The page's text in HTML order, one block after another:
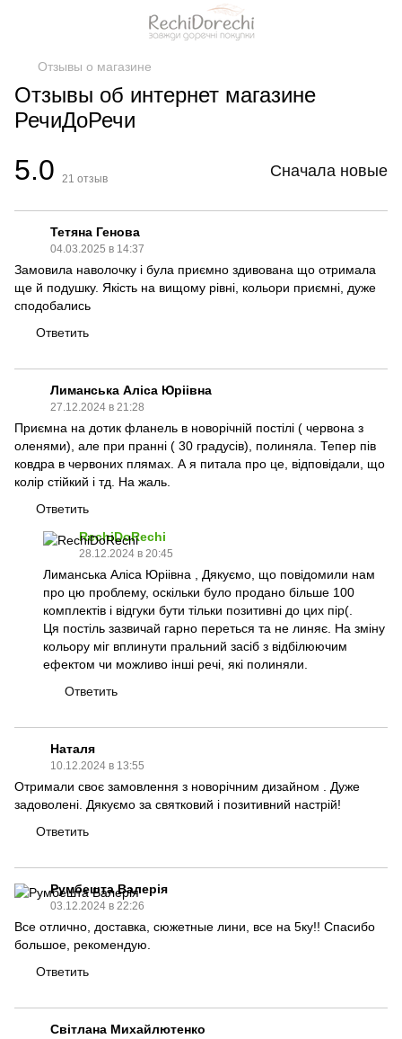
Отзывы о магазине
Отзывы об интернет магазине
РечиДоРечи
5.0 21 отзыв Сначала новые
Тетяна Генова
04.03.2025 в 14:37
Замовила наволочку і була приємно здивована що отримала
ще й подушку. Якість на вищому рівні, кольори приємні, дуже
сподобались
Ответить
Лиманська Аліса Юріівна
27.12.2024 в 21:28
Приємна на дотик фланель в новорічній постілі ( червона з
оленями), але при пранні ( 30 градусів), полиняла. Тепер пів
ковдра в червоних плямах. А я питала про це, відповідали, що
колір стійкий і тд. На жаль.
Ответить
RechiDoRechi
28.12.2024 в 20:45
Лиманська Аліса Юріівна , Дякуємо, що повідомили нам
про цю проблему, оскільки було продано більше 100
комплектів і відгуки бути тільки позитивні до цих пір(.
Ця постіль зазвичай гарно переться та не линяє. На зміну
кольору міг вплинути пральний засіб з відбілюючим
ефектом чи можливо інші речі, які полиняли.
Ответить
Наталя
10.12.2024 в 13:55
Отримали своє замовлення з новорічним дизайном . Дуже
задоволені. Дякуємо за святковий і позитивний настрій!
Ответить
Румбешта Валерія
03.12.2024 в 22:26
Все отлично, доставка, сюжетные лини, все на 5ку!! Спасибо
большое, рекомендую.
Ответить
Світлана Михайлютенко